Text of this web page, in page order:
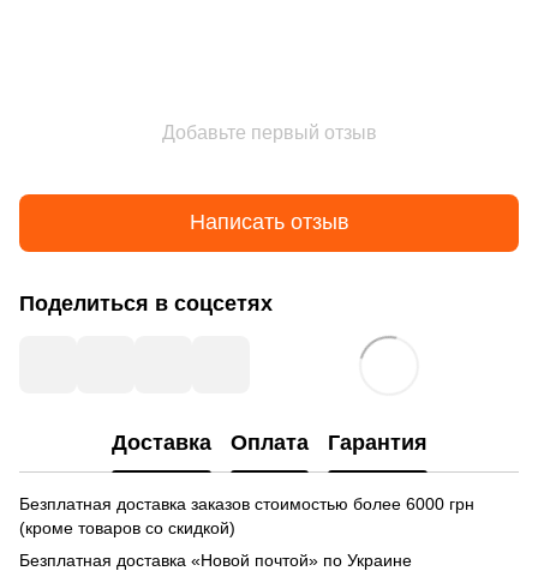
Добавьте первый отзыв
Написать отзыв
Поделиться в соцсетях
Доставка Оплата Гарантия
Безплатная доставка заказов стоимостью более 6000 грн
(кроме товаров со скидкой)
Безплатная доставка «Новой почтой» по Украине